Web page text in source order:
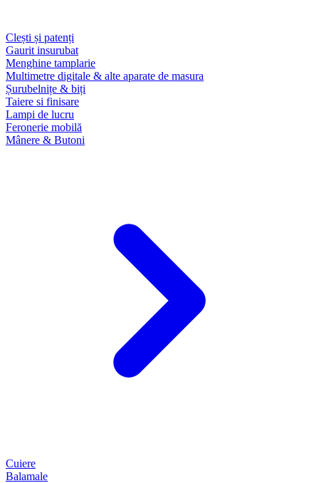
Clești și patenți
Gaurit insurubat
Menghine tamplarie
Multimetre digitale & alte aparate de masura
Șurubelnițe & biți
Taiere si finisare
Lampi de lucru
Feronerie mobilă
Mânere & Butoni
Cuiere
Balamale